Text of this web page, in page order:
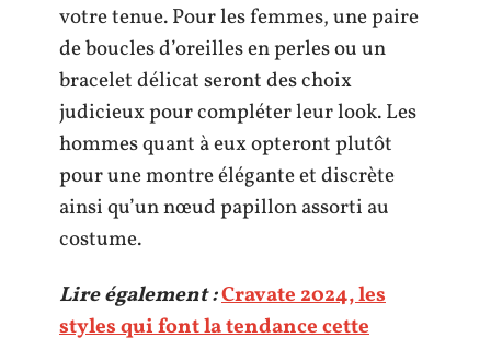
votre tenue. Pour les femmes, une paire
de boucles d’oreilles en perles ou un
bracelet délicat seront des choix
judicieux pour compléter leur look. Les
hommes quant à eux opteront plutôt
pour une montre élégante et discrète
ainsi qu’un nœud papillon assorti au
costume.
Lire également :Cravate 2024, les
styles qui font la tendance cette